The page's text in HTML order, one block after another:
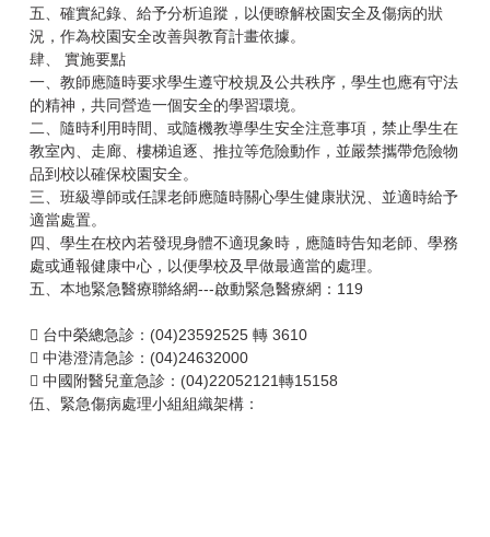
五、確實紀錄、給予分析追蹤，以便瞭解校園安全及傷病的狀
況，作為校園安全改善與教育計畫依據。
肆、 實施要點
一、教師應隨時要求學生遵守校規及公共秩序，學生也應有守法
的精神，共同營造一個安全的學習環境。
二、隨時利用時間、或隨機教導學生安全注意事項，禁止學生在
教室內、走廊、樓梯追逐、推拉等危險動作，並嚴禁攜帶危險物
品到校以確保校園安全。
三、班級導師或任課老師應隨時關心學生健康狀況、並適時給予
適當處置。
四、學生在校內若發現身體不適現象時，應隨時告知老師、學務
處或通報健康中心，以便學校及早做最適當的處理。
五、本地緊急醫療聯絡網---啟動緊急醫療網：119
 台中榮總急診：(04)23592525 轉 3610
 中港澄清急診：(04)24632000
 中國附醫兒童急診：(04)22052121轉15158
伍、緊急傷病處理小組組織架構：